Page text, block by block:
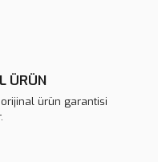
ÜRÜN
ürün garantisi